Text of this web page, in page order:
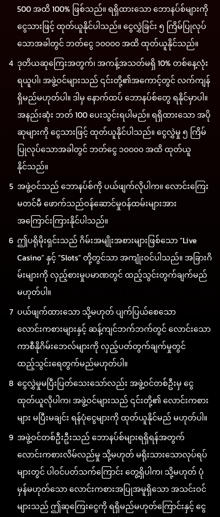
500 အထိ 100% ဖြစ်သည်။ ရရှိထားသော ဘောနပ်စ်များကို
ငွေသားဖြင့် ထုတ်ယူနိုင်ပါသည်။ ငွေလွှဲခြင်း ၅ ကြိမ်ပြုလုပ်
သောအခါတွင် ဘတ်ငွေ ၁၀၀၀၀ အထိ ထုတ်ယူနိုင်သည်။
ဒုတိယဆုကြေးအတွက်၊ အကန့်အသတ်မရှိ 10% တစ်နေ့လုံး
ရယူပါ၊ အဖွဲ့ဝင်များသည် ၎င်းတို့၏အကောင့်တွင် လက်ကျန်
ရှိမည်မဟုတ်ပါ။ ဒါမှ နောက်ထပ် ဘောနပ်စ်တွေ ရနိုင်မှာပါ။
အနည်းဆုံး ဘတ် 100 ပေးသွင်းရပါမည်။ ရရှိထားသော အပို
ဆုများကို ငွေသားဖြင့် ထုတ်ယူနိုင်ပါသည်။ ငွေလွှဲမှု ၅ ကြိမ်
ပြုလုပ်သောအခါတွင် ဘတ်ငွေ ၁၀၀၀၀ အထိ ထုတ်ယူ
နိုင်သည်။
အဖွဲ့ဝင်သည် ဘောနပ်စ်ကို ပယ်ဖျက်လိုပါက။ လောင်းကြေး
မတင်မီ ဖောက်သည်ဝန်ဆောင်မှုဝန်ထမ်းများအား
အကြောင်းကြားနိုင်ပါသည်။
ဤပရိုမိုးရှင်းသည် ဂိမ်းအမျိုးအစားများဖြစ်သော “Live
Casino” နှင့် “Slots” တို့တွင်သာ အကျုံးဝင်ပါသည်။ အခြားဂိ
မ်းများကို လှည့်စားမှုပမာဏတွင် ထည့်သွင်းတွက်ချက်မည်
မဟုတ်ပါ။
ပယ်ဖျက်ထားသော သို့မဟုတ် ပျက်ပြယ်စေသော
လောင်းကစားများနှင့် ဆန့်ကျင်ဘက်ဘက်တွင် လောင်းသော
ကာစီနိုဂိမ်းဘေလ်များကို လှည့်ပတ်တွက်ချက်မှုတွင်
ထည့်သွင်းရေတွက်မည်မဟုတ်ပါ။
ငွေလွှဲမှုမပြီးပြတ်သေးသော်လည်း အဖွဲ့ဝင်တစ်ဦးမှ ငွေ
ထုတ်ယူလိုပါက၊ အဖွဲ့ဝင်များသည် ၎င်းတို့၏ လောင်းကစား
များ မပြီးမချင်း ရန်ပုံငွေများကို ထုတ်ယူနိုင်မည် မဟုတ်ပါ။
အဖွဲ့ဝင်တစ်ဦးဦးသည် ဘောနပ်စ်များရရှိရန်အတွက်
လောင်းကစားလိမ်လည်မှု သို့မဟုတ် မရိုးသားသောလုပ်ရပ်
များတွင် ပါဝင်ပတ်သက်ကြောင်း တွေ့ရှိပါက၊ သို့မဟုတ် ပုံ
မှန်မဟုတ်သော လောင်းကစားအပြုအမူရှိသော အသင်းဝင်
များသည် ဤဆုကြေးငွေကို ရရှိမည်မဟုတ်ကြောင်းနှင့် ငွေ